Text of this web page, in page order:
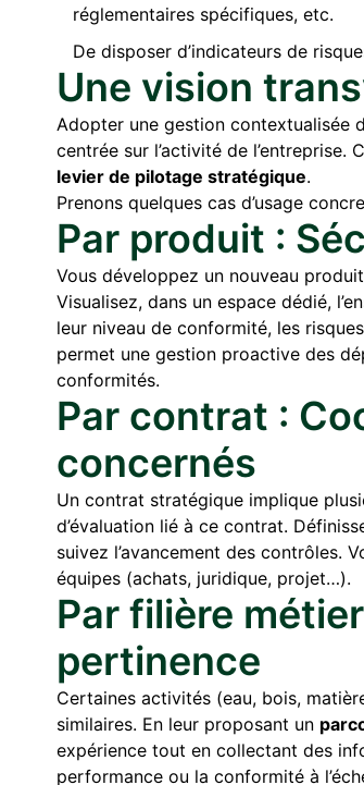
réglementaires spécifiques, etc.
De disposer d’indicateurs de
Une vision
Adopter une gestion contextualisée
centrée sur l’activité de l’entreprise.
levier de pilotage stratégique.
Prenons quelques cas d’usage
Par produit :
Vous développez un nouveau
Visualisez, dans un espace dédié,
leur niveau de conformité, les
permet une gestion proactive des
conformités.
Par contrat :
concernés
Un contrat stratégique implique
d’évaluation lié à ce contrat.
suivez l’avancement des contrôles.
équipes (achats, juridique, projet…).
Par filière
pertinence
Certaines activités (eau, bois,
similaires. En leur proposant un
expérience tout en collectant des
performance ou la conformité à